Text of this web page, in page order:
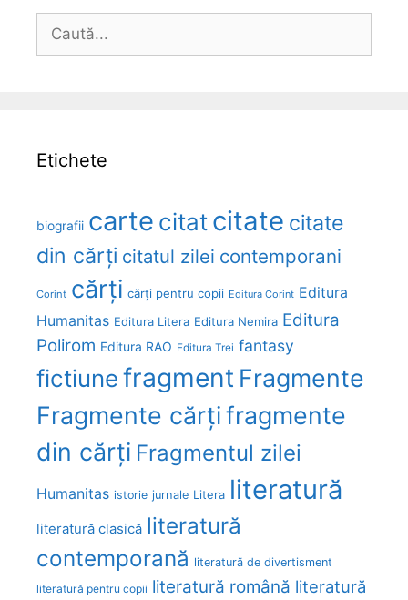
după:
Etichete
biografii carte citatcitate citate
din cărți citatul zilei contemporani
Corint cărți cărți pentru copii Editura Corint Editura
Humanitas Editura Litera Editura Nemira Editura
Polirom Editura RAO Editura Trei fantasy
fictiunefragment Fragmente
Fragmente cărțifragmente
din cărți Fragmentul zilei
Humanitas istorie jurnale Litera literatură
literatură clasică literatură
contemporană literatură de divertisment
literatură pentru copii literatură română literatură